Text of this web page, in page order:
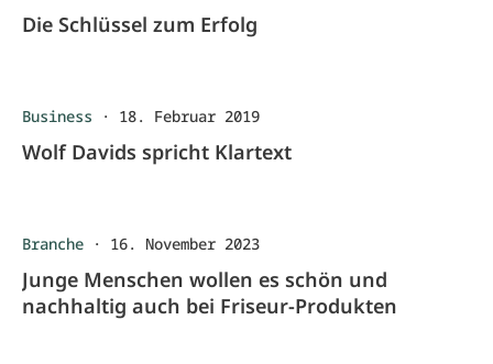
Die Schlüssel zum Erfolg
Business · 18. Februar 2019
Wolf Davids spricht Klartext
Branche · 16. November 2023
Junge Menschen wollen es schön und
nachhaltig auch bei Friseur-Produkten